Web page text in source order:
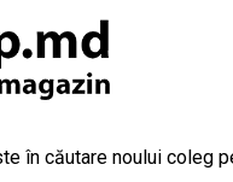
în căutare noului coleg